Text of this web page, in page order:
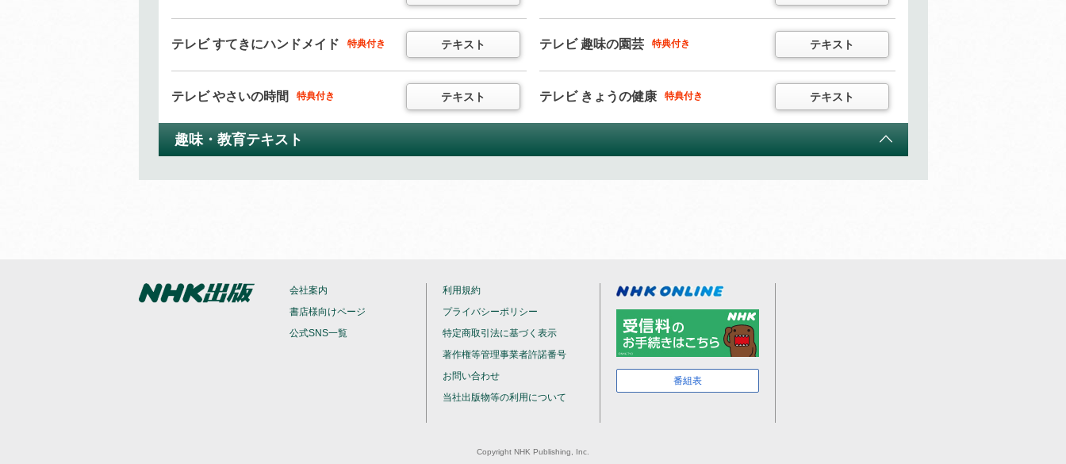
ラジオ 基礎英語 レベル2
英語で「言いたいこと」を表現！
（通年講座）
テキスト 音声
ラジオ 英会話タイムトライアル
スピーキングの“瞬発力”を鍛える
（通年講座）
テキスト 音声
11か月以上購読で特典付き
人気講師 大西泰斗先生の講座
1日1文！ 集中トレーニング
（放送テキストではありません）
テレビ 会話が続く！リアル旅英語
11か月以上購読で特典付き
テキスト
テキスト テキスト
ラジオ まいにち中国語
後期の予定は随時お知らせします
テレビ 中国語！ナビ
通年講座
ラジオ まいにちハングル講座
後期の予定は随時お知らせします
テレビ すてきにハンドメイド 特典付き テキスト テレビ 趣味の園芸 特典付き テキスト
テレビ やさいの時間 特典付き テキスト テレビ きょうの健康 特典付き テキスト
趣味・教育テキスト
テレビ 囲碁講座 テキスト テレビ 将棋講座 テキスト
テレビ NHK 俳句 特典付き テキスト テレビ NHK 短歌 特典付き
会社案内
書店様向けページ
公式SNS一覧
利用規約
プライバシーポリシー
特定商取引法に基づく表示
著作権等管理事業者許諾番号
お問い合わせ
当社出版物等の利用について
番組表
Copyright NHK Publishing, Inc.